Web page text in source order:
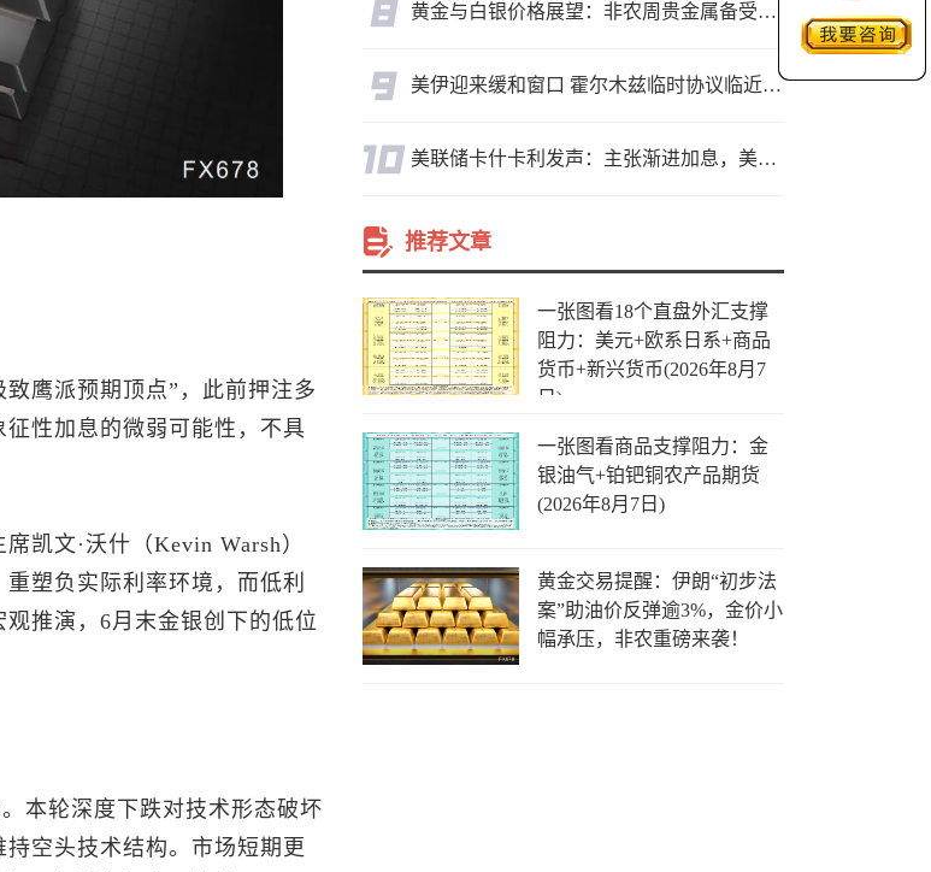
鹰派预期顶点”，此前押注多
性加息的微弱可能性，不具
凯文·沃什（Kevin Warsh）
塑负实际利率环境，而低利
推演，6月末金银创下的低位
本轮深度下跌对技术形态破坏
空头技术结构。市场短期更
黄金与白银价格展望：非农周贵金属备受关注，黄金测试关键突破位
美伊迎来缓和窗口 霍尔木兹临时协议临近落地
美联储卡什卡利发声：主张渐进加息，美联储内部政策分歧
推荐文章
一张图看18个直盘外汇支撑
阻力：美元+欧系日系+商品
货币+新兴货币(2026年8月7
日)
一张图看商品支撑阻力：金
银油气+铂钯铜农产品期货
(2026年8月7日)
黄金交易提醒：伊朗“初步法
案”助油价反弹逾3%，金价小
幅承压，非农重磅来袭！